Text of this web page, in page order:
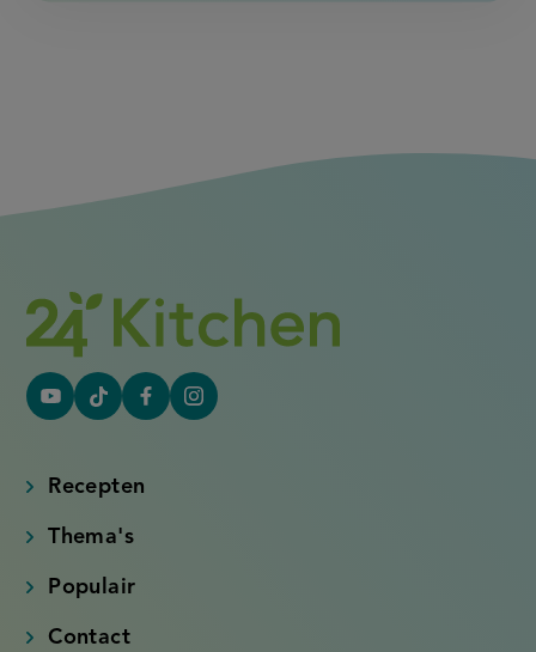
YouTube
link)
Tiktok
link)
FacebookInstagram
Recepten
Thema's
Populair
Contact